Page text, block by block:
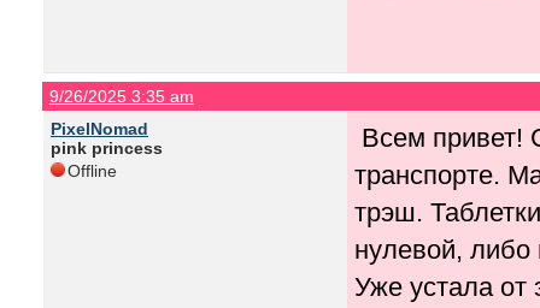
9/26/2025 3:35 am
PixelNomad
pink princess
Offline
Всем привет!
транспорте.
трэш.
нулевой, либо
Уже устала от